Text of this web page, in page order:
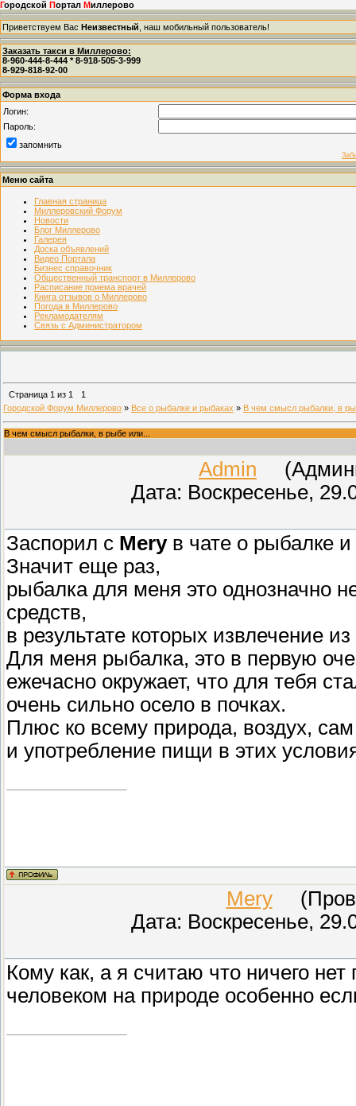
Городской Портал Миллерово
Приветствуем Вас Неизвестный , наш мобильный пользователь!
Заказать такси в Миллерово:
8-960-444-8-444 * 8-918-505-3-999
8-929-818-92-00
Форма входа
Логин:
Пароль:
запомнить
Меню сайта
Главная страница
Миллеровский Форум
Новости
Блог Миллерово
Галерея
Доска объявлений
Видео Портала
Бизнес справочник
Общественный транспорт в Миллерово
Расписание приема врачей
Книга отзывов о Миллерово
Погода в Миллерово
Рекламодателям
Связь с Администратором
Страница 1 из 1
1
Городской Форум Миллерово » Все о рыбалке и рыбаках » В чем смысл рыбалки, в
В чем смысл рыбалки, в рыбе или...
Admin
Дата: Воскресенье,
Заспорил с Meryв чате о рыбалке
Значит еще раз,
рыбалка для меня это однозначно
средств,
в результате которых извлечение
Для меня рыбалка, это в первую
ежечасно окружает, что для тебя
очень сильно осело в почках.
Плюс ко всему природа, воздух,
и употребление пищи в этих
Mery
Дата: Воскресенье,
Кому как, а я считаю что ничего
человеком на природе особенно